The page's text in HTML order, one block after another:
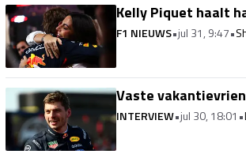
Kelly Piquet haalt
F1 NIEUWS•jul 31, 9:47•
Vaste
INTERVIEW•jul 30, 18:01 •